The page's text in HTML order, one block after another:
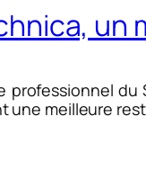
professionnel
meilleure